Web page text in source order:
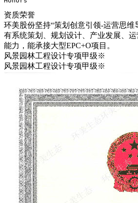
资质荣誉
环美股份坚持“策划创意引领-运营思维
有系统策划、规划设计、产业发展、
能力，能承接大型EPC+O项目。
风景园林工程设计专项甲级※
风景园林工程设计专项甲级※